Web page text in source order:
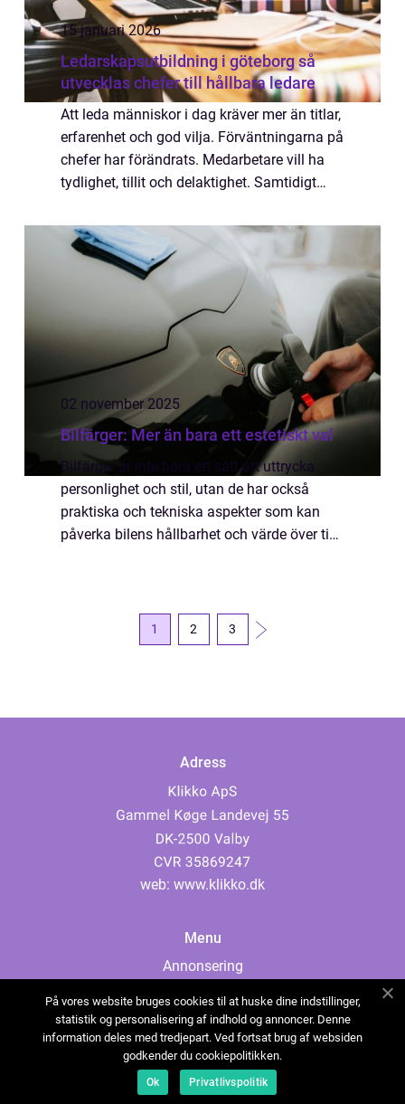
15 januari 2026
Ledarskapsutbildning i göteborg så
utvecklas chefer till hållbara ledare
Att leda människor i dag kräver mer än titlar,
erfarenhet och god vilja. Förväntningarna på
chefer har förändrats. Medarbetare vill ha
tydlighet, tillit och delaktighet. Samtidigt
digitalisering och ökade k...
02 november 2025
Bilfärger: Mer än bara ett estetiskt val
Bilfärger är inte bara ett sätt att uttrycka
personlighet och stil, utan de har också
praktiska och tekniska aspekter som kan
påverka bilens hållbarhet och värde över tid.
1 2 3
Adress
web: www.klikko.dk
Menu
Annonsering
Cookies
Kontakta oss
Sitemap
På vores website bruges cookies til at huske dine indstillinger,
statistik og personalisering af indhold og annoncer. Denne
information deles med tredjepart. Ved fortsat brug af websiden
godkender du cookiepolitikken.
Ok Privatlivspolitik